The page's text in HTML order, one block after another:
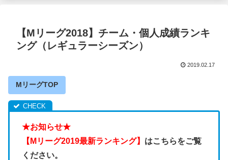
【Mリーグ2018】チーム・個人成績ランキ
ング（レギュラーシーズン）
2019.02.17
MリーグTOP
★お知らせ★
【Mリーグ2019最新ランキング】 はこちらをご覧
ください。